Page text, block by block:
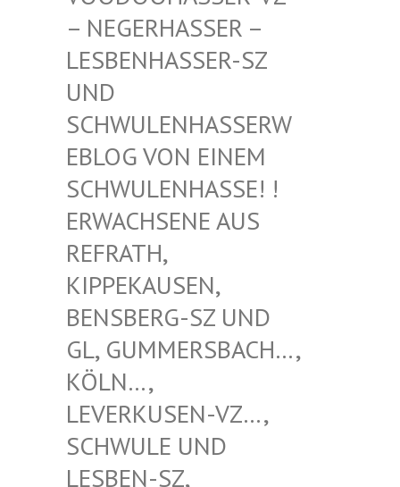
EGERHASSER – LES
BENHASSER-SZ UND
SCH
WULENHASSERWEBL
OG VON EINEM SCH
WULENHASSE! ! ERW
ACHSENE AUS REF
RATH, KIP
PEKAUSEN, BEN
SBERG-SZ UND GL,
GUMMERSBACH…, KÖL
N…, LEV
ERKUSEN-VZ…, SCH
WULE UND LES
BEN-SZ, MUS